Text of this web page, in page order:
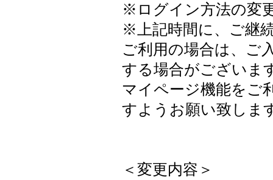
※ログイン方法の変
※上記時間に、ご継
ご利用の場合は、ご
する場合がございま
マイページ機能をご
すようお願い致しま
＜変更内容＞